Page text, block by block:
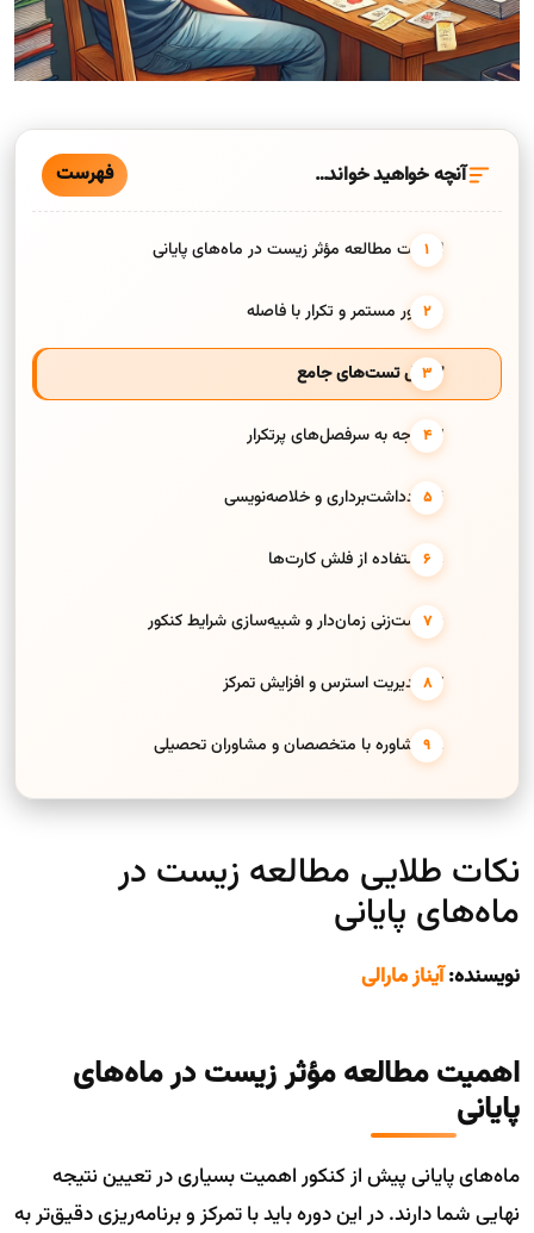
آنچه خواهید خواند… فهرست
اهمیت مطالعه مؤثر زیست در ماه‌های پایانی
1. مرور مستمر و تکرار با فاصله
2. حل تست‌های جامع
3. توجه به سرفصل‌های پرتکرار
4. یادداشت‌برداری و خلاصه‌نویسی
5. استفاده از فلش کارت‌ها
6. تست‌زنی زمان‌دار و شبیه‌سازی شرایط کنکور
7. مدیریت استرس و افزایش تمرکز
8. مشاوره با متخصصان و مشاوران تحصیلی
نکات طلایی مطالعه زیست در
ماه‌های پایانی
نویسنده:آیناز مارالی
اهمیت مطالعه مؤثر زیست در ماه‌های
پایانی
ماه‌های پایانی پیش از کنکور اهمیت بسیاری در تعیین نتیجه
نهایی شما دارند. در این دوره باید با تمرکز و برنامه‌ریزی دقیق‌تر به